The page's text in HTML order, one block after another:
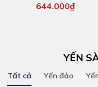
644.000₫
YẾN
Tất cả Yến đảo